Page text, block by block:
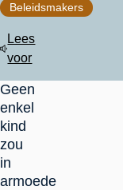
Beleidsmakers
Lees
voor
Geen
enkel
kind
zou
in
armoede